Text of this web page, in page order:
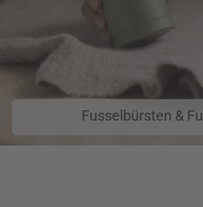
Fusselbürsten &